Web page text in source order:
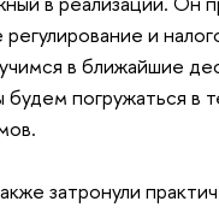
и
в ближайшие
погружаться в
затронули